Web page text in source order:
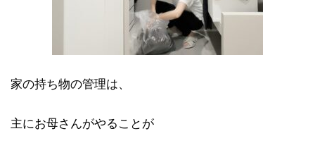
家の持ち物の管理は、
主にお母さんがやることが